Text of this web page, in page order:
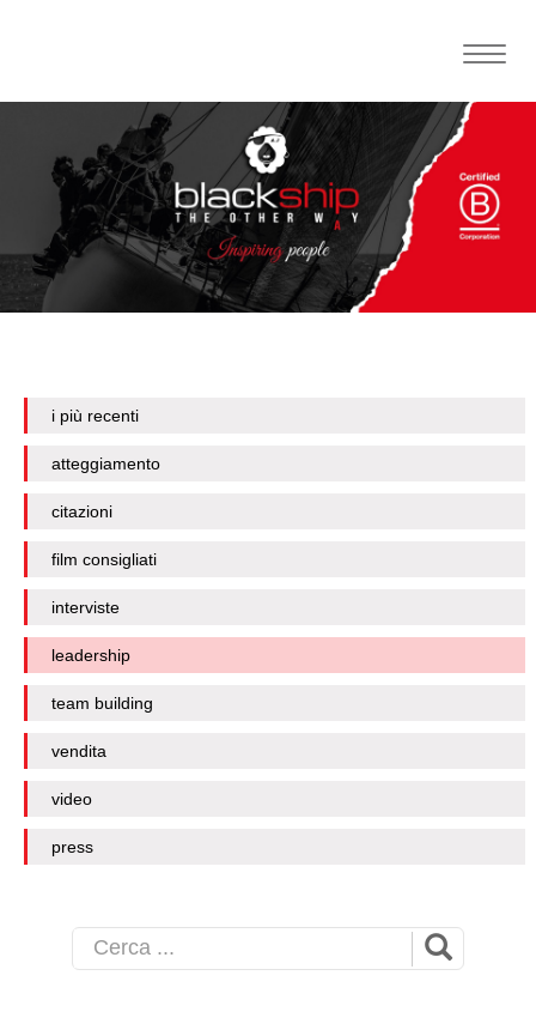
Toggle
i più recenti
atteggiamento
citazioni
film consigliati
interviste
leadership
team building
vendita
video
press